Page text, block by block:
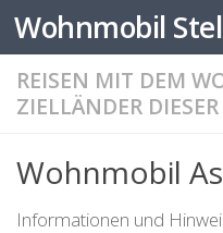
Zum Inhalt
REISEN MIT DEM
ZIELLÄNDER DIESER
Wohnmobil
Informationen und